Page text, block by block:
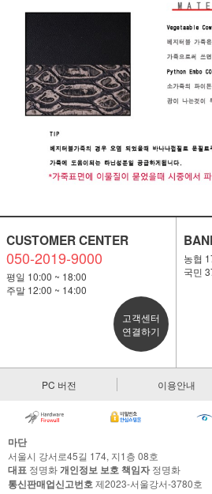
CUSTOMER CENTER
050-2019-9000
평일 10:00 ~ 18:00
주말 12:00 ~ 14:00
고객센터
연결하기
농협
국민
PC 버전 이용안내
마단
서울시 강서로45길 174, 지1층 08호
대표 정명화개인정보 보호 책임자정명화
통신판매업신고번호제2023-서울강서-3780호